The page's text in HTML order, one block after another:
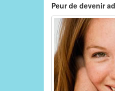
Peur de devenir